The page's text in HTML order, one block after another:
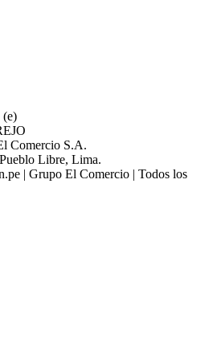
(e)
Comercio S.A.
Libre, Lima.
| Grupo El Comercio | Todos los